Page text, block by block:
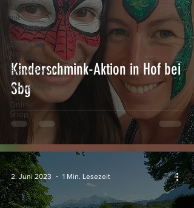
Ausflüge
mit
Kindern
Essen für
Kinder
Bastelideen
Workshops
Online
Shop
Kinderschmink-Aktion in Hof bei
Sbg
2. Juni 2023 1 Min. Lesezeit